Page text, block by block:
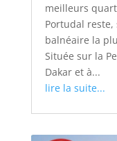
meilleurs
Portudal reste,
balnéaire la
Située sur la
Dakar et à...
lire la suite...